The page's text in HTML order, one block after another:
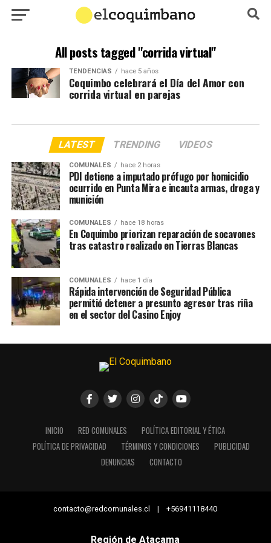
All posts tagged "corrida virtual"
TENDENCIAS hace 5 años
Coquimbo celebrará el Día del Amor con
corrida virtual en parejas
LATEST TRENDING VIDEOS
COMUNALES hace 2 horas
PDI detiene a imputado prófugo por homicidio
ocurrido en Punta Mira e incauta armas, droga y
munición
COMUNALES hace 18 horas
En Coquimbo priorizan reparación de socavones
tras catastro realizado en Tierras Blancas
COMUNALES hace 1 día
Rápida intervención de Seguridad Pública
permitió detener a presunto agresor tras riña
en el sector del Casino Enjoy
INICIO RED COMUNALES
POLÍTICA EDITORIAL Y ÉTICA
POLÍTICA DE PRIVACIDAD
TÉRMINOS Y CONDICIONES
PUBLICIDAD
DENUNCIAS
CONTACTO
contacto@redcomunales.cl | +56941118440
Región de Atacama